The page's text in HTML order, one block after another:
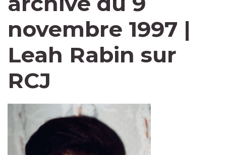
novembre 1997 |
Leah Rabin sur
RCJ